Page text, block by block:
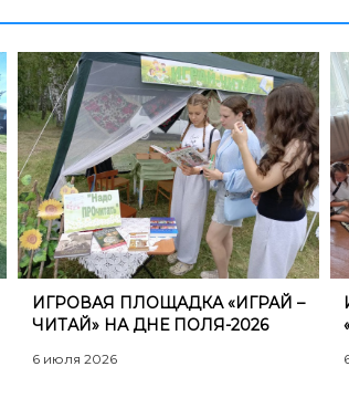
​ИГРОВАЯ ПЛОЩАДКА «ИГРАЙ –
ЧИТАЙ» НА ДНЕ ПОЛЯ-2026
6 июля 2026